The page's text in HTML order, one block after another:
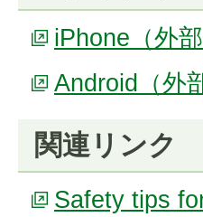
iPhone（外
Android（外
関連リンク
Safety tips